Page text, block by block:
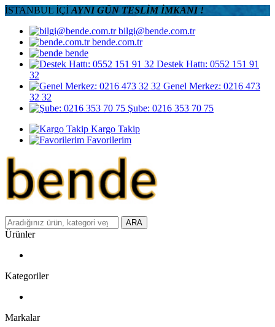
İSTANBUL İÇİ AYNI GÜN TESLİM İMKANI !
bilgi@bende.com.tr
bende.com.tr
bende
Destek Hattı: 0552 151 91
32
Genel Merkez: 0216 473
32 32
Şube: 0216 353 70 75
Kargo Takip
Favorilerim
ARA
Ürünler
Kategoriler
Markalar